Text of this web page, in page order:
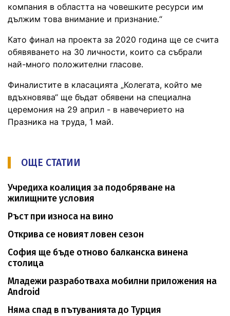
компания в областта на човешките ресурси им
дължим това внимание и признание.“
Като финал на проекта за 2020 година ще се счита
обявяването на 30 личности, които са събрали
най-много положителни гласове.
Финалистите в класацията „Колегата, който ме
вдъхновява“ ще бъдат обявени на специална
церемония на 29 април - в навечерието на
Празника на труда, 1 май.
ОЩЕ СТАТИИ
Учредиха коалиция за подобряване на
жилищните условия
Ръст при износа на вино
Открива се новият ловен сезон
София ще бъде отново балканска винена
столица
Младежи разработваха мобилни приложения на
Android
Няма спад в пътуванията до Турция